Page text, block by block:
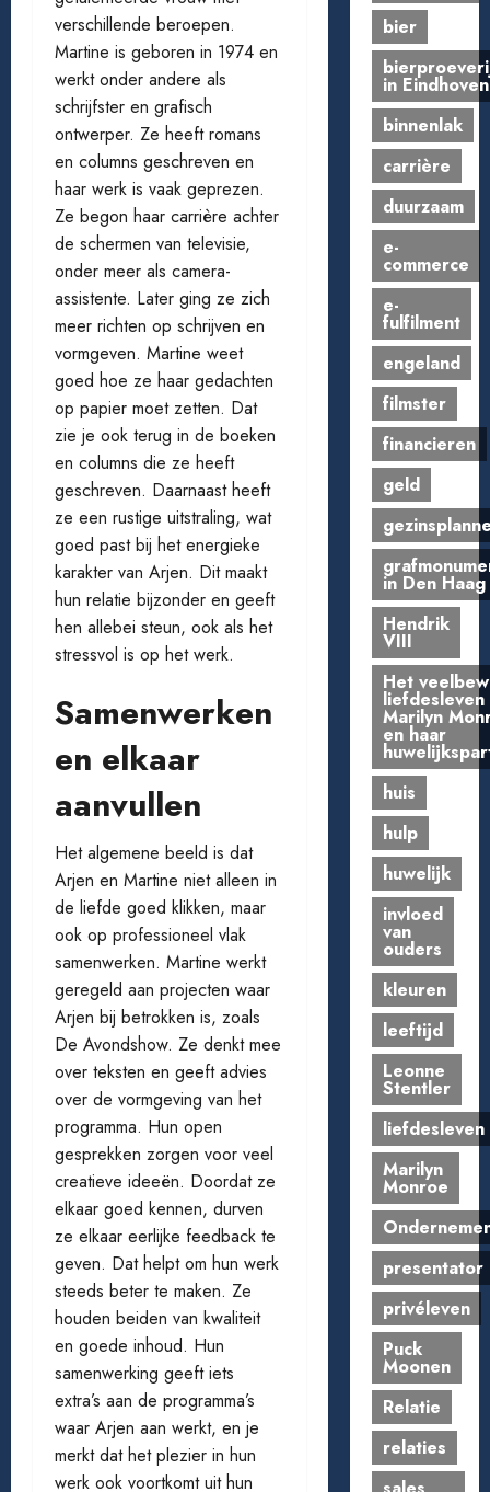
verschillende beroepen.
Martine is geboren in 1974 en
werkt onder andere als
schrijfster en grafisch
ontwerper. Ze heeft romans
en columns geschreven en
haar werk is vaak geprezen.
Ze begon haar carrière achter
de schermen van televisie,
onder meer als camera-
assistente. Later ging ze zich
meer richten op schrijven en
vormgeven. Martine weet
goed hoe ze haar gedachten
op papier moet zetten. Dat
zie je ook terug in de boeken
en columns die ze heeft
geschreven. Daarnaast heeft
ze een rustige uitstraling, wat
goed past bij het energieke
karakter van Arjen. Dit maakt
hun relatie bijzonder en geeft
hen allebei steun, ook als het
stressvol is op het werk.
Samenwerken
en elkaar
aanvullen
Het algemene beeld is dat
Arjen en Martine niet alleen in
de liefde goed klikken, maar
ook op professioneel vlak
samenwerken. Martine werkt
geregeld aan projecten waar
Arjen bij betrokken is, zoals
De Avondshow. Ze denkt mee
over teksten en geeft advies
over de vormgeving van het
programma. Hun open
gesprekken zorgen voor veel
creatieve ideeën. Doordat ze
elkaar goed kennen, durven
ze elkaar eerlijke feedback te
geven. Dat helpt om hun werk
steeds beter te maken. Ze
houden beiden van kwaliteit
en goede inhoud. Hun
samenwerking geeft iets
extra’s aan de programma’s
waar Arjen aan werkt, en je
merkt dat het plezier in hun
werk ook voortkomt uit hun
bier
in Eindhoven
binnenlak
carrière
duurzaam
e-
commerce
e-
fulfilment
engeland
filmster
financieren
geld
in Den Haag
Hendrik
VIII
Het
liefdesleven
Marilyn
en haar
huis
hulp
huwelijk
invloed
van
ouders
kleuren
leeftijd
Leonne
Stentler
liefdesleven
Marilyn
Monroe
presentator
privéleven
Puck
Moonen
Relatie
relaties